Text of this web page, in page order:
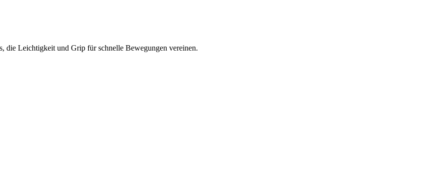
die Leichtigkeit und Grip für schnelle Bewegungen vereinen.